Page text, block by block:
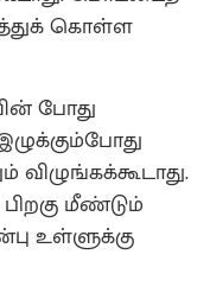
கொள்ள
போது
மீண்டும்
உள்ளுக்கு